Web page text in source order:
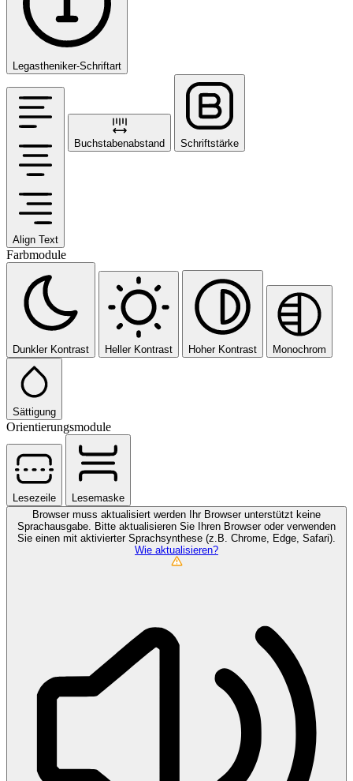
Legastheniker-Schriftart
Align Text
Buchstabenabstand Schriftstärke
Farbmodule
Dunkler Kontrast Heller Kontrast Hoher Kontrast Monochrom
Sättigung
Orientierungsmodule
Lesezeile
Lesemaske
Browser muss aktualisiert werden
Ihr Browser unterstützt keine
Sprachausgabe. Bitte aktualisieren Sie Ihren Browser oder verwenden
Sie einen mit aktivierter Sprachsynthese (z.B. Chrome, Edge, Safari).
Wie aktualisieren?